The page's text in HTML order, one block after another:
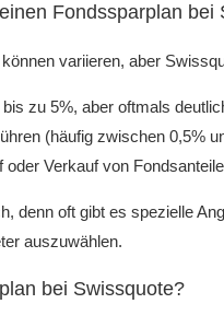
Fondssparplan bei
variieren, aber
zu 5%, aber oftmals
(häufig zwischen 0,5%
Verkauf von
denn oft gibt es spezielle
auszuwählen.
bei Swissquote?